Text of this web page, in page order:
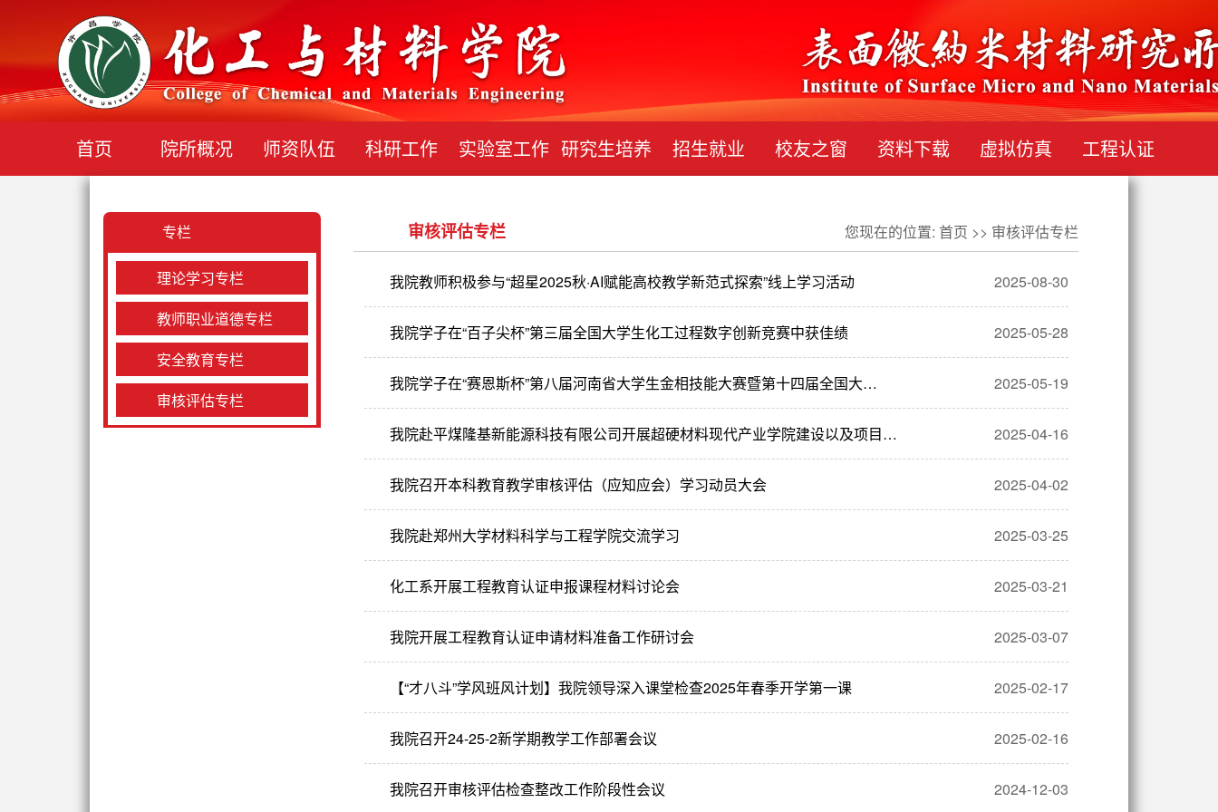
首页 院所概况 师资队伍 科研工作 实验室工作 研究生培养 招生就业 校友之窗 资料下载 虚拟仿真 工程认证
专栏
理论学习专栏
教师职业道德专栏
安全教育专栏
审核评估专栏
您现在的位置: 首页 >> 审核评估专栏
审核评估专栏
2025-08-30
我院教师积极参与“超星2025秋·AI赋能高校教学新范式探索”线上学习活动
2025-05-28
我院学子在“百子尖杯”第三届全国大学生化工过程数字创新竞赛中获佳绩
2025-05-19
我院学子在“赛恩斯杯”第八届河南省大学生金相技能大赛暨第十四届全国大…
2025-04-16
我院赴平煤隆基新能源科技有限公司开展超硬材料现代产业学院建设以及项目…
2025-04-02
我院召开本科教育教学审核评估（应知应会）学习动员大会
2025-03-25
我院赴郑州大学材料科学与工程学院交流学习
2025-03-21
化工系开展工程教育认证申报课程材料讨论会
2025-03-07
我院开展工程教育认证申请材料准备工作研讨会
2025-02-17
【“才八斗”学风班风计划】我院领导深入课堂检查2025年春季开学第一课
2025-02-16
我院召开24-25-2新学期教学工作部署会议
2024-12-03
我院召开审核评估检查整改工作阶段性会议